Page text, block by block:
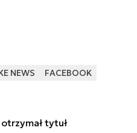
NEWS
FACEBOOK
tytuł